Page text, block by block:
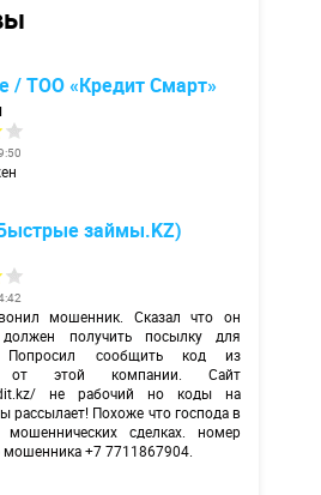
/ ТОО «Кредит Смарт»
займы.KZ)
мошенник. Сказал что он
получить посылку для
Попросил сообщить код из
от этой компании. Сайт
не рабочий но коды на
рассылает! Похоже что господа в
сделках. номер
мошенника +7 7711867904.